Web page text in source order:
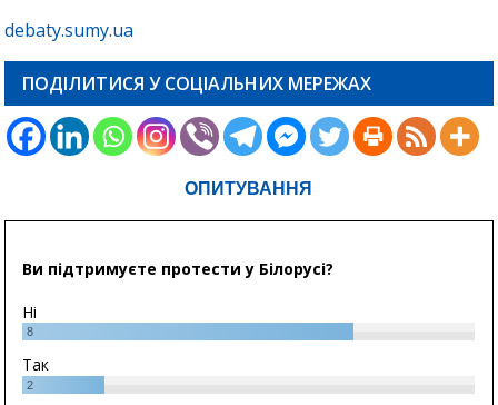
debaty.sumy.ua
ПОДІЛИТИСЯ У СОЦІАЛЬНИХ МЕРЕЖАХ
ОПИТУВАННЯ
Ви підтримуєте протести у Білорусі?
Ні
8
Так
2